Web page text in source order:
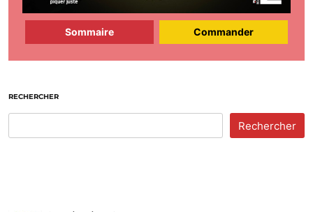
Sommaire Commander
RECHERCHER
Rechercher